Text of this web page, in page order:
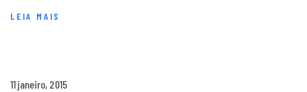
LEIA MAIS
11 janeiro, 2015